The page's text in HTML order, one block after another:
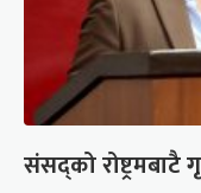
संसद्को रोष्ट्रमबाटै